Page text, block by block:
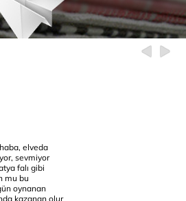
elveda
sevmiyor
falı gibi
mu bu
oynanan
kazanan olur